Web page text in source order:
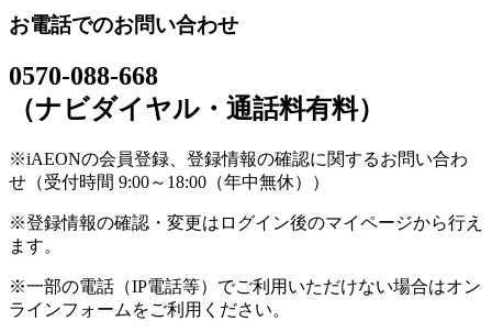
お電話でのお問い合わせ
0570-088-668
（ナビダイヤル・通話料有料）
※iAEONの会員登録、登録情報の確認に関するお問い合わ
せ（受付時間 9:00～18:00（年中無休））
※登録情報の確認・変更はログイン後のマイページから行え
ます。
※一部の電話（IP電話等）でご利用いただけない場合はオン
ラインフォームをご利用ください。